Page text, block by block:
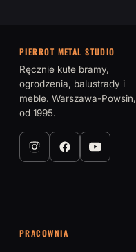
PIERROT METAL STUDIO
Ręcznie kute bramy,
ogrodzenia, balustrady i
meble. Warszawa-Powsin,
od 1995.
PRACOWNIA